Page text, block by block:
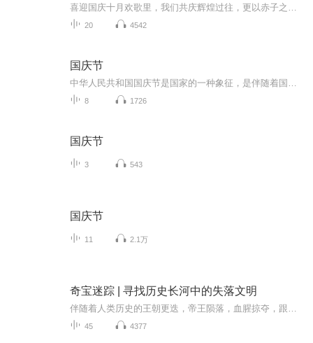
20 4542
国庆节
8 1726
国庆节
3 543
国庆节
11 2.1万
奇宝迷踪 | 寻找历史长河中的失落文明
45 4377